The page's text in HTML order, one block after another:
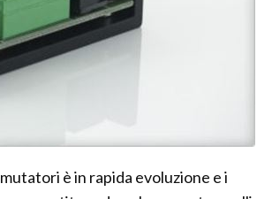
è in rapida evoluzione e i